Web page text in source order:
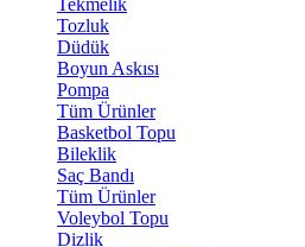
Tekmelik
Tozluk
Düdük
Boyun Askısı
Pompa
Tüm Ürünler
Basketbol Topu
Bileklik
Saç Bandı
Tüm Ürünler
Voleybol Topu
Dizlik